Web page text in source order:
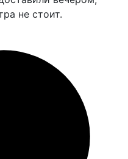
не стоит.